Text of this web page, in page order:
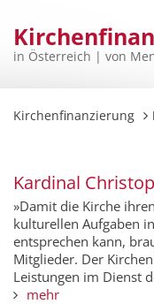
in Österreich | von
Kirchenfinanzierung
Kardinal
»Damit die Kirche
kulturellen Aufgaben
entsprechen kann,
Mitglieder. Der
Leistungen im Dienst
mehr